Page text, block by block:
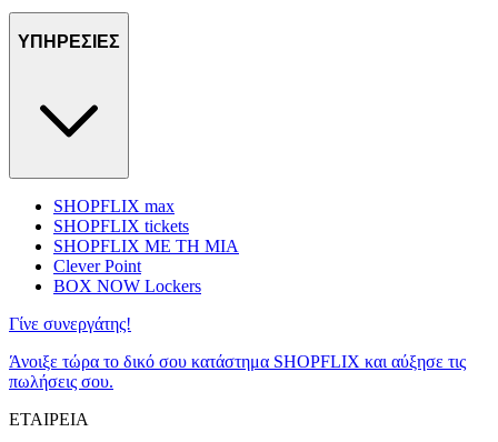
ΥΠΗΡΕΣΙΕΣ
SHOPFLIX max
SHOPFLIX tickets
SHOPFLIX ΜΕ ΤΗ ΜΙΑ
Clever Point
BOX NOW Lockers
Γίνε συνεργάτης!
Άνοιξε τώρα το δικό σου κατάστημα SHOPFLIX και αύξησε τις
πωλήσεις σου.
ΕΤΑΙΡΕΙΑ